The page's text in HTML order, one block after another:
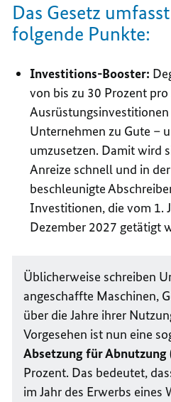
Das Gesetz
folgende Punkte:
Investitions-Booster:
von bis zu 30 Prozent pro
Unternehmen zu Gute –
umzusetzen. Damit wird
Anreize schnell und in
beschleunigte
Investitionen, die vom 1.
Dezember 2027 getätigt
Üblicherweise schreiben
angeschaffte Maschinen,
über die Jahre ihrer
Vorgesehen ist nun eine
Absetzung für
Prozent. Das bedeutet,
im Jahr des Erwerbs eines